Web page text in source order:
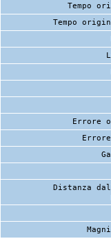
Tempo
Tempo
Errore
Distanza